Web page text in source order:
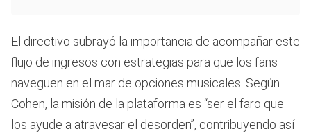
El directivo subrayó la importancia de acompañar este
flujo de ingresos con estrategias para que los fans
naveguen en el mar de opciones musicales. Según
Cohen, la misión de la plataforma es “ser el faro que
los ayude a atravesar el desorden”, contribuyendo así